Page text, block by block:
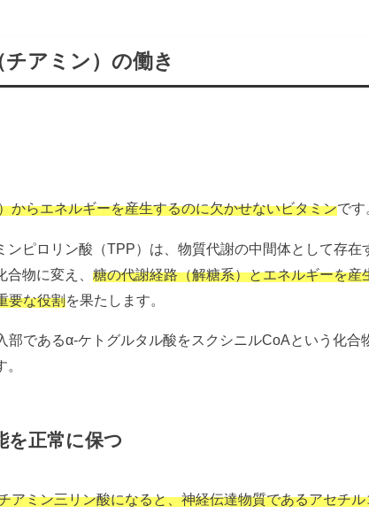
アミン）の働き
からエネルギーを産生するのに欠かせないビタミンです
ピロリン酸（TPP）は、物質代謝の中間体として存在
物に変え、 糖の代謝経路（解糖系）とエネルギーを産
要な役割を果たします。
部であるα-ケトグルタル酸をスクシニルCoAという化合
を正常に保つ
アミン三リン酸になると、神経伝達物質であるアセチル